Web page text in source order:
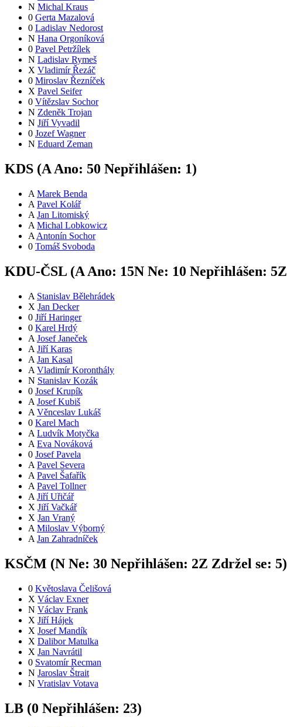
N Michal Kraus
0 Gerta Mazalová
0 Ladislav Nedorost
N Hana Orgoníková
0 Pavel Petržílek
N Ladislav Rymeš
X Vladimír Řezáč
0 Miroslav Řezníček
X Pavel Seifer
0 Vítězslav Sochor
N Zdeněk Trojan
N Jiří Vyvadil
0 Jozef Wagner
N Eduard Zeman
KDS (A Ano: 50 Nepřihlášen: 1)
A Marek Benda
A Pavel Kolář
A Jan Litomiský
A Michal Lobkowicz
A Antonín Sochor
0 Tomáš Svoboda
KDU-ČSL (A Ano: 15N Ne: 10 Nepřihlášen: 5Z
A Stanislav Bělehrádek
X Jan Decker
0 Jiří Haringer
0 Karel Hrdý
A Josef Janeček
A Jiří Karas
A Jan Kasal
A Vladimír Koronthály
N Stanislav Kozák
0 Josef Krupík
A Josef Kubiš
A Věnceslav Lukáš
0 Karel Mach
A Ludvík Motyčka
A Eva Nováková
0 Josef Pavela
A Pavel Severa
A Pavel Šafařík
A Pavel Tollner
A Jiří Uřičář
X Jiří Vačkář
X Jan Vraný
A Miloslav Výborný
A Jan Zahradníček
KSČM (N Ne: 30 Nepřihlášen: 2Z Zdržel se: 5)
0 Květoslava Čelišová
X Václav Exner
N Václav Frank
X Jiří Hájek
X Josef Mandík
X Dalibor Matulka
X Jan Navrátil
0 Svatomír Recman
N Jaroslav Štrait
N Vratislav Votava
LB (0 Nepřihlášen: 23)